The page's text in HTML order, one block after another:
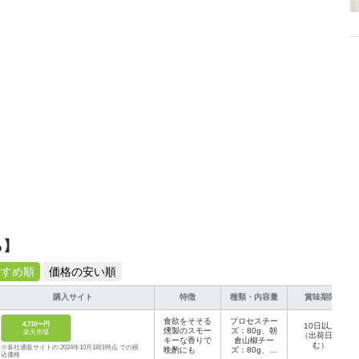
め順 価格の安い順
購入サイト 特徴 種類・内容量 賞味期限
4,710〜円
楽天市場
※各社通販サイトの 2024年10月18日時点 での税
込価格
食欲をそそる
燻製のスモー
キーな香りで
晩酌にも
プロセスチー
ズ：80g、朝
倉山椒チー
ズ：80g、ブ
10日以上
（出荷日含
む）